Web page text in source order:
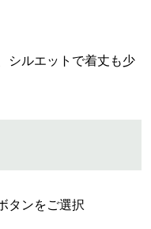
シルエットで着丈も少
タンをご選択